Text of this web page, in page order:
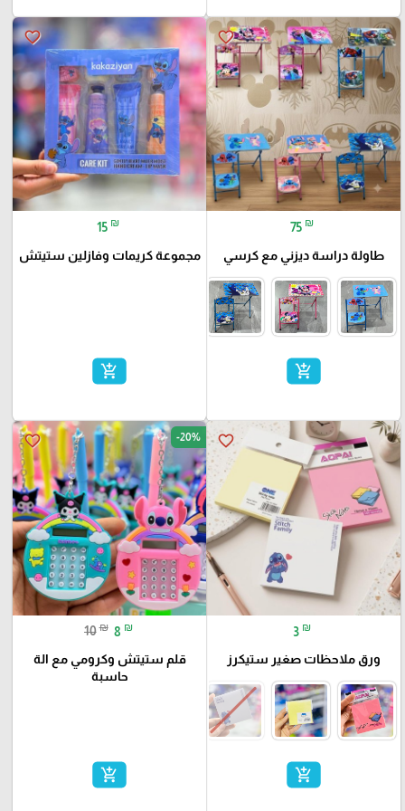
favorite_border
75 ₪
طاولة دراسة ديزني مع كرسي
add_shopping_cart
favorite_border
15 ₪
مجموعة كريمات وفازلين ستيتش
add_shopping_cart
favorite_border
3 ₪
ورق ملاحظات صغير ستيكرز
add_shopping_cart
favorite_border -20%
10 ₪ 8 ₪
قلم ستيتش وكرومي مع الة
حاسبة
add_shopping_cart